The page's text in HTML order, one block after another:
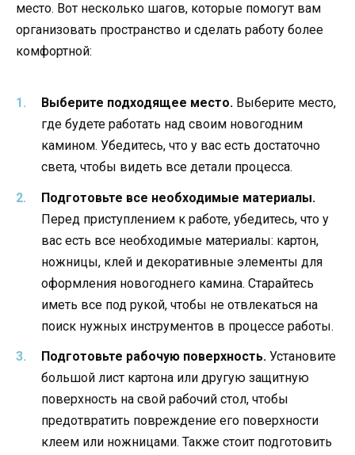
место. Вот несколько шагов, которые помогут вам
организовать пространство и сделать работу более
комфортной:
Выберите подходящее место. Выберите место,
где будете работать над своим новогодним
камином. Убедитесь, что у вас есть достаточно
света, чтобы видеть все детали процесса.
Подготовьте все необходимые материалы.
Перед приступлением к работе, убедитесь, что у
вас есть все необходимые материалы: картон,
ножницы, клей и декоративные элементы для
оформления новогоднего камина. Старайтесь
иметь все под рукой, чтобы не отвлекаться на
поиск нужных инструментов в процессе работы.
Подготовьте рабочую поверхность. Установите
большой лист картона или другую защитную
поверхность на свой рабочий стол, чтобы
предотвратить повреждение его поверхности
клеем или ножницами. Также стоит подготовить